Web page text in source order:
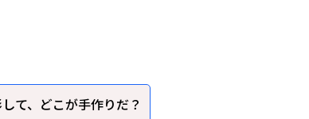
て、どこが手作りだ？